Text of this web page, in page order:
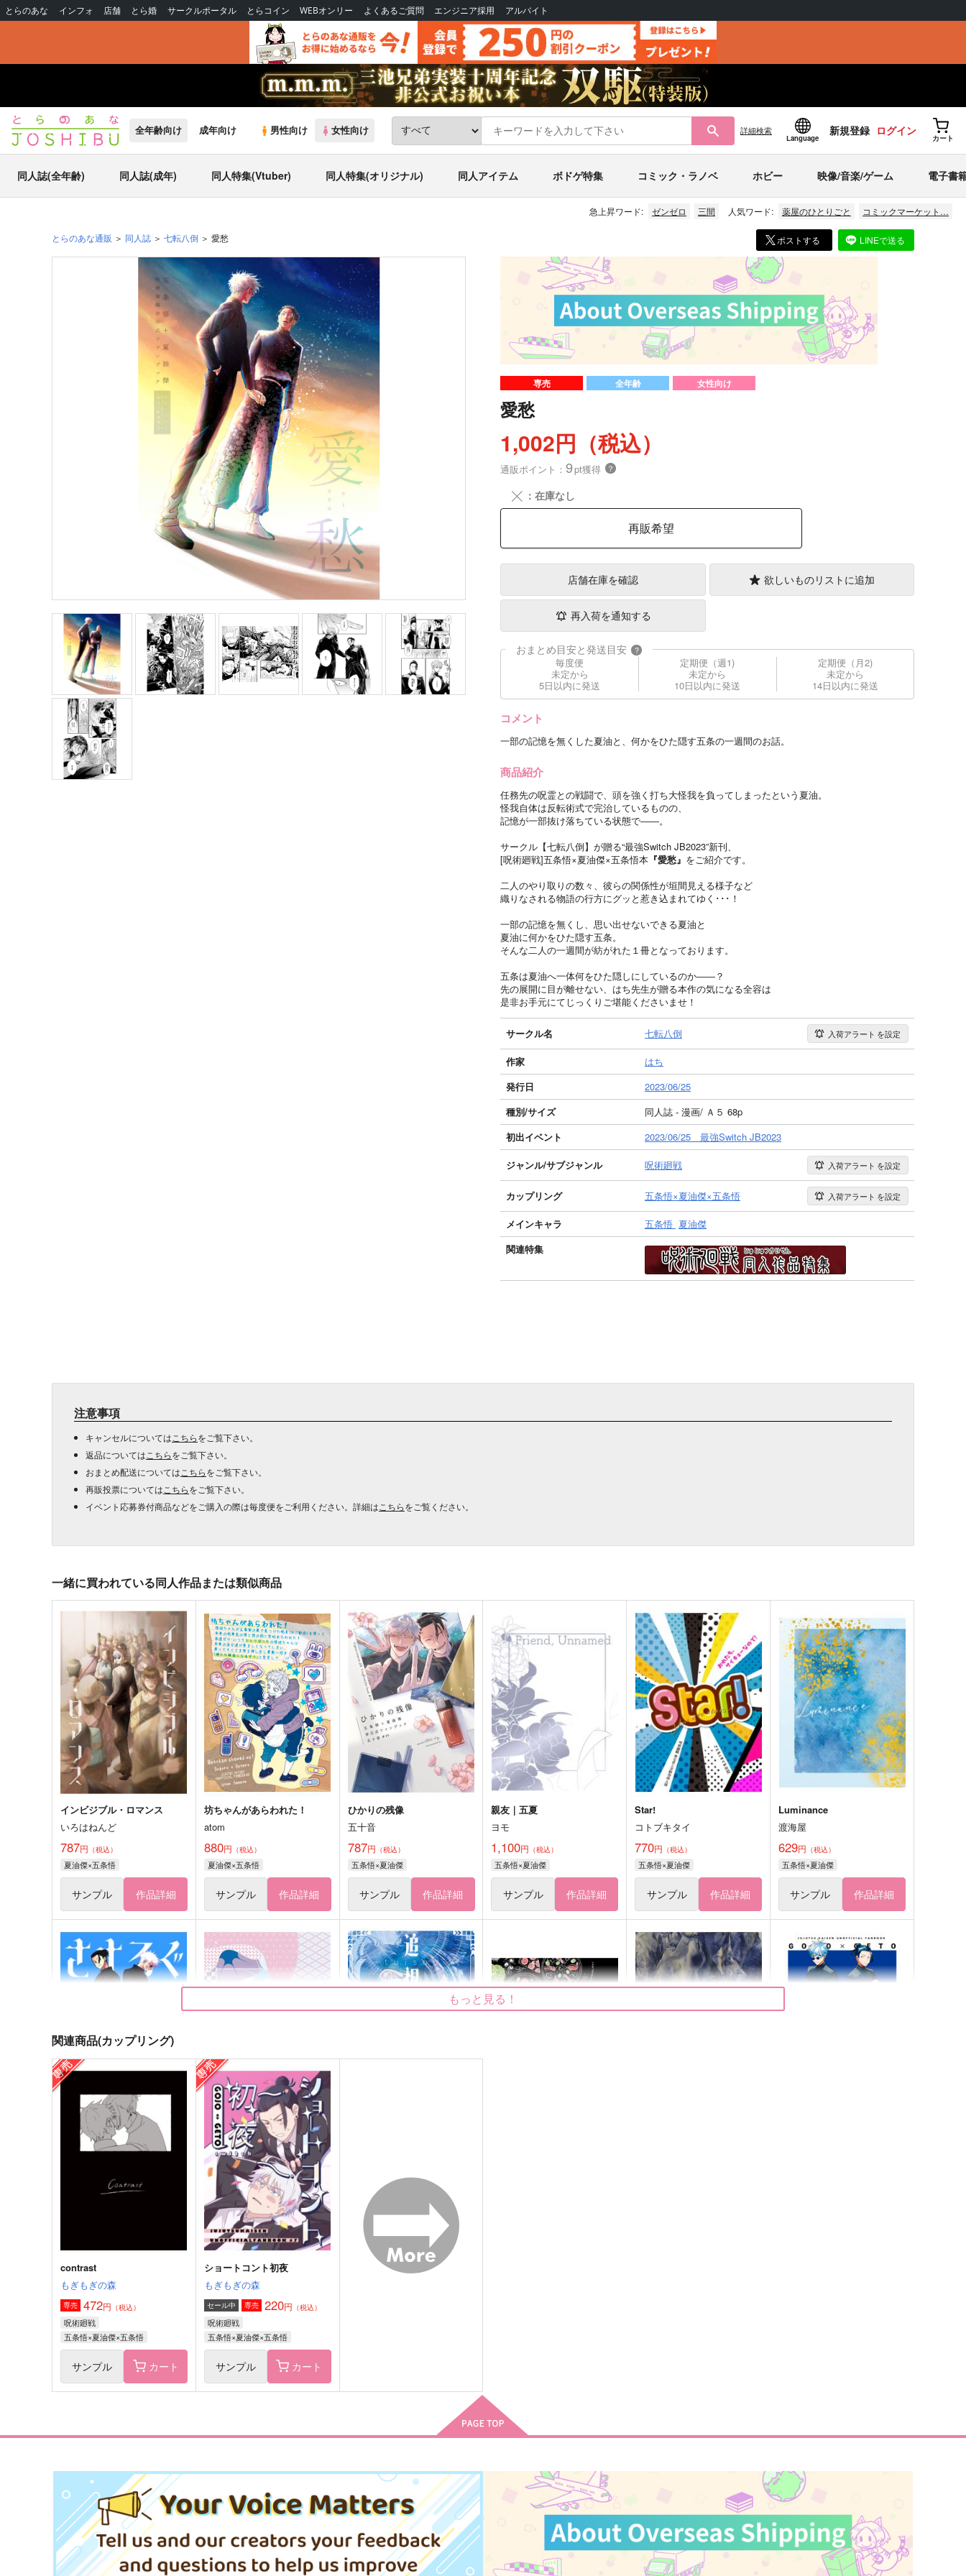
とらのあな インフォ 店舗 とら婚 サークルポータル とらコイン WEBオンリー よくあるご質問 エンジニア採用 アルバイト
全年齢向け 成年向け 男性向け 女性向け 詳細検索
Language
新規登録 ログイン
カート
同人誌(全年齢) 同人誌(成年) 同人特集(Vtuber) 同人特集(オリジナル) 同人アイテム ボドゲ特集 コミック・ラノベ ホビー 映像/音楽/ゲーム 電子書
急上昇ワード: ゼンゼロ 三間 人気ワード: 薬屋のひとりごと コミックマーケット…
とらのあな通販 同人誌 七転八倒 愛愁 ポストする LINEで送る
専売 全年齢 女性向け
愛愁
1,002円（税込）
通販ポイント： 9pt獲得 ？
╳ ：在庫なし
再販希望
店舗在庫を確認 欲しいものリストに追加
再入荷を通知する
おまとめ目安と発送目安 ?
毎度便
未定から
5日以内に発送
定期便（週1)
未定から
10日以内に発送
定期便（月2)
未定から
14日以内に発送
コメント
一部の記憶を無くした夏油と、何かをひた隠す五条の一週間のお話。
商品紹介
任務先の呪霊との戦闘で、頭を強く打ち大怪我を負ってしまったという夏油。
怪我自体は反転術式で完治しているものの、
記憶が一部抜け落ちている状態で――。
サークル【七転八倒】が贈る“最強Switch JB2023”新刊、
[呪術廻戦]五条悟×夏油傑×五条悟本 『愛愁』 をご紹介です。
二人のやり取りの数々、彼らの関係性が垣間見える様子など
織りなされる物語の行方にグッと惹き込まれてゆく･･･！
一部の記憶を無くし、思い出せないできる夏油と
夏油に何かをひた隠す五条。
そんな二人の一週間が紡がれた１冊となっております。
五条は夏油へ一体何をひた隠しにしているのか――？
先の展開に目が離せない、はち先生が贈る本作の気になる全容は
是非お手元にてじっくりご堪能くださいませ！
サークル名 七転八倒 入荷アラート を設定
作家
はち
発行日
2023/06/25
種別/サイズ
同人誌 - 漫画/ Ａ５ 68p
初出イベント
2023/06/25 最強Switch JB2023
ジャンル/サブジャンル 呪術廻戦 入荷アラート を設定
カップリング 五条悟×夏油傑×五条悟 入荷アラート を設定
メインキャラ 五条悟 夏油傑
関連特集
注意事項
キャンセルについては こちらをご覧下さい。
返品については こちらをご覧下さい。
おまとめ配送については こちらをご覧下さい。
再販投票については こちらをご覧下さい。
イベント応募券付商品などをご購入の際は毎度便をご利用ください。詳細は こちらをご覧ください。
一緒に買われている同人作品または類似商品
インビジブル・ロマンス
いろはねんど
787円 （税込）
夏油傑×五条悟
サンプル 作品詳細
坊ちゃんがあらわれた！
atom
880円 （税込）
夏油傑×五条悟
サンプル 作品詳細
ひかりの残像
五十音
787円 （税込）
五条悟×夏油傑
サンプル 作品詳細
親友｜五夏
ヨモ
1,100円 （税込）
五条悟×夏油傑
サンプル 作品詳細
Star!
コトブキタイ
770円 （税込）
五条悟×夏油傑
サンプル 作品詳細
Luminance
渡海屋
629円 （税込）
五条悟×夏油傑
サンプル 作品詳細
さすろぐ
にぼし缶
五条悟×夏油傑
ピンクな死神
リトルビット
1,257円 （税込）
五条悟×夏油傑
サンプル 作品詳細
五条悟×夏油傑
サンプル 作品詳細
（税込）
五条悟×夏油傑
サンプル 作品詳細
五条悟×夏油傑
サンプル 作品詳細
円 （税込）
五条悟×夏油傑
サンプル 作品詳細
レトリック
五条悟×夏油傑
作品詳細 サンプル 作品詳細
629円
五条悟×夏油傑
サンプル 作品詳細
もっと見る！
関連商品(カップリング)
contrast
もぎもぎの森
専売 472円 （税込）
呪術廻戦
五条悟×夏油傑×五条悟
サンプル カート
ショートコント初夜
もぎもぎの森
セール中 専売 220円 （税込）
呪術廻戦
五条悟×夏油傑×五条悟
サンプル カート